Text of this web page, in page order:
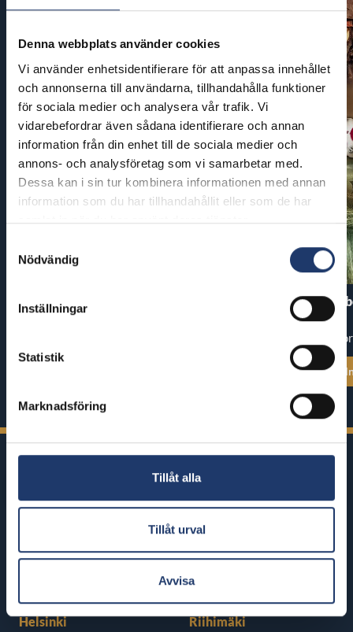
Denna webbplats använder cookies
Vi använder enhetsidentifierare för att anpassa innehållet
och annonserna till användarna, tillhandahålla funktioner
för sociala medier och analysera vår trafik. Vi
vidarebefordrar även sådana identifierare och annan
information från din enhet till de sociala medier och
annons- och analysföretag som vi samarbetar med.
Dessa kan i sin tur kombinera informationen med annan
information som du har tillhandahållit eller som de har
samlat in när du har använt deras tjänster.
Nödvändig
Inställningar
Statistik
Marknadsföring
Tillåt alla
Tillåt urval
Avvisa
Pirates of the
World’s End
Premiär:
Se alla
BioRex har 12 biografer runt om i
Finland
Helsinki
Riihimäki